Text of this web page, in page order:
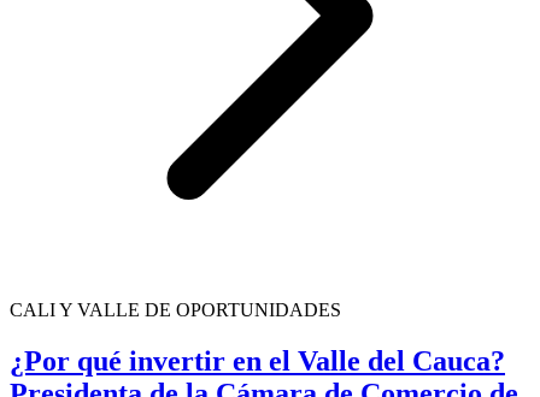
CALI Y VALLE DE OPORTUNIDADES
¿Por qué invertir en el Valle del Cauca?